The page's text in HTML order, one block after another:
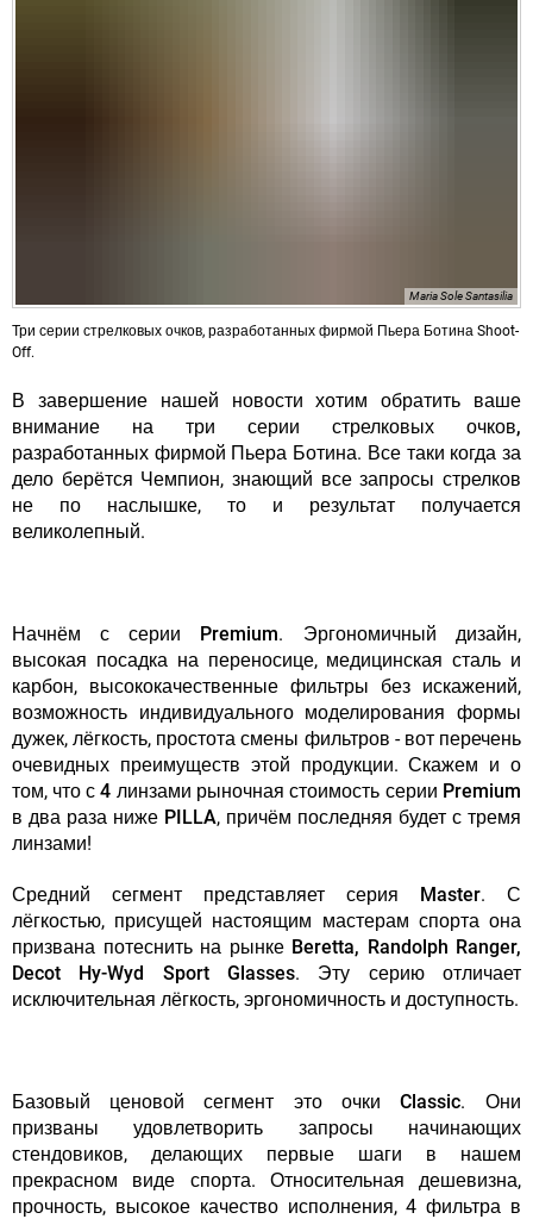
Maria Sole Santasilia
Три серии стрелковых очков, разработанных фирмой Пьера Ботина Shoot-
Off.
В завершение нашей новости хотим обратить ваше
внимание на три серии стрелковых очков,
разработанных фирмой Пьера Ботина. Все таки когда за
дело берётся Чемпион, знающий все запросы стрелков
не по наслышке, то и результат получается
великолепный.
Начнём с серии Premium. Эргономичный дизайн,
высокая посадка на переносице, медицинская сталь и
карбон, высококачественные фильтры без искажений,
возможность индивидуального моделирования формы
дужек, лёгкость, простота смены фильтров - вот перечень
очевидных преимуществ этой продукции. Скажем и о
том, что с 4 линзами рыночная стоимость серии Premium
в два раза ниже PILLA, причём последняя будет с тремя
линзами!
Средний сегмент представляет серия Master. С
лёгкостью, присущей настоящим мастерам спорта она
призвана потеснить на рынке Beretta, Randolph Ranger,
Decot Hy-Wyd Sport Glasses. Эту серию отличает
исключительная лёгкость, эргономичность и доступность.
Базовый ценовой сегмент это очки Classic. Они
призваны удовлетворить запросы начинающих
стендовиков, делающих первые шаги в нашем
прекрасном виде спорта. Относительная дешевизна,
прочность, высокое качество исполнения, 4 фильтра в